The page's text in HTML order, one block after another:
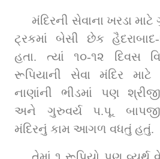
મંદિરની સેવાના ખરડા
ટ્રકમાં બેસી છેક હૈદરાબાદ-
હતા. ત્યાં ૧૦-૧૨ દિવસ
રૂપિયાની સેવા મંદિર માટે
નાણાંની ભીડમાં પણ
અને ગુરુવર્ય પ.પૂ.
મંદિરનું કામ આગળ વધતું હતું.